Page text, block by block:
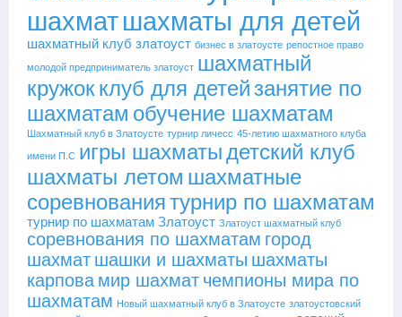
шахматшахматы для детей
шахматный клуб златоуст бизнес в златоусте репостное право
молодой предприниматель златоуст шахматный
кружокклуб для детейзанятие по
шахматам обучение шахматам
Шахматный клуб в Златоусте турнир личесс 45-летию шахматного клуба
имени П.С игры шахматыдетский клуб
шахматы летом шахматные
соревнованиятурнир по шахматам
турнир по шахматам Златоуст Златоуст шахматный клуб
соревнования по шахматам город
шахмат шашки и шахматы шахматы
карпова мир шахмат чемпионы мира по
шахматам Новый шахматный клуб в Златоусте златоустовский